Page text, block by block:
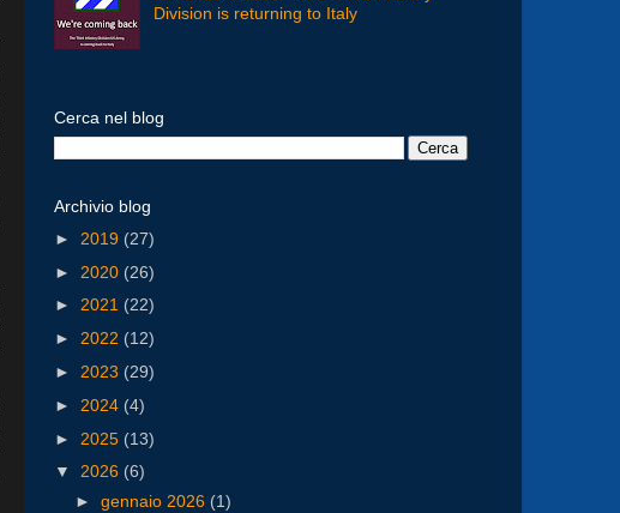
Division is returning to Italy
Cerca nel blog
Archivio blog
► 2019 (27)
► 2020 (26)
► 2021 (22)
► 2022 (12)
► 2023 (29)
► 2024 (4)
► 2025 (13)
▼ 2026 (6)
►gennaio 2026 (1)